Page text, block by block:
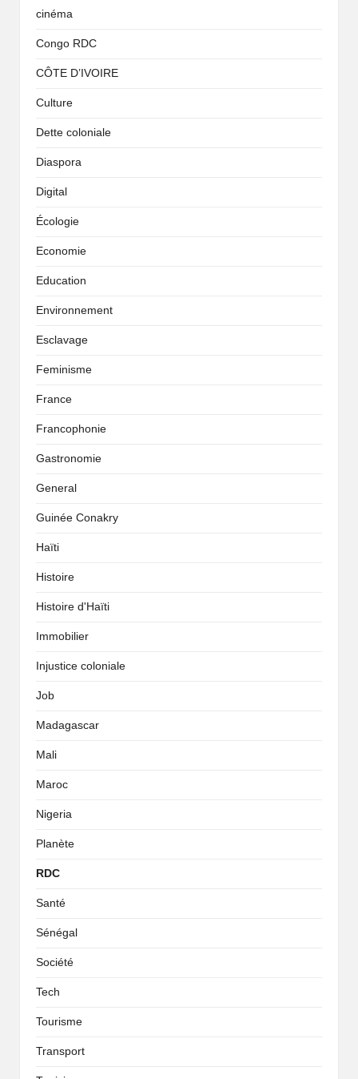
cinéma
Congo RDC
CÔTE D’IVOIRE
Culture
Dette coloniale
Diaspora
Digital
Écologie
Economie
Education
Environnement
Esclavage
Feminisme
France
Francophonie
Gastronomie
General
Guinée Conakry
Haïti
Histoire
Histoire d'Haïti
Immobilier
Injustice coloniale
Job
Madagascar
Mali
Maroc
Nigeria
Planète
RDC
Santé
Sénégal
Société
Tech
Tourisme
Transport